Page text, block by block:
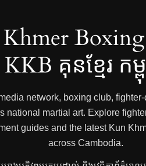
Khmer
KKB គុនខ្មែរ កម្
network, boxing club,
national martial art. Explore
guides and the latest Kun
across Cambodia.